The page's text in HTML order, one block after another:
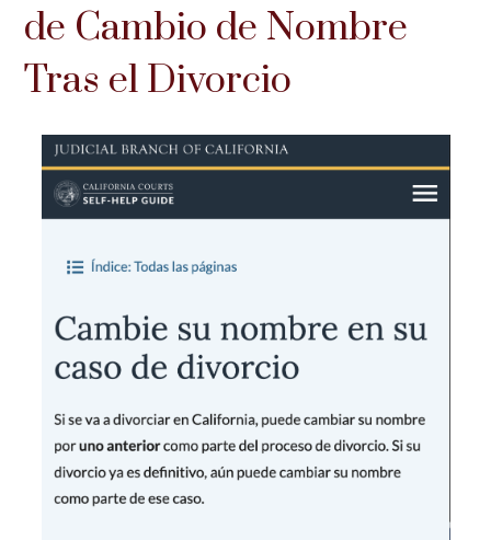
de Cambio de Nombre
Tras el Divorcio